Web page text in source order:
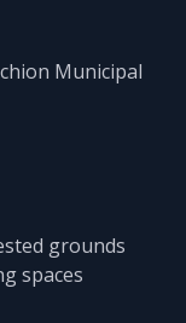
Municipal
grounds
spaces